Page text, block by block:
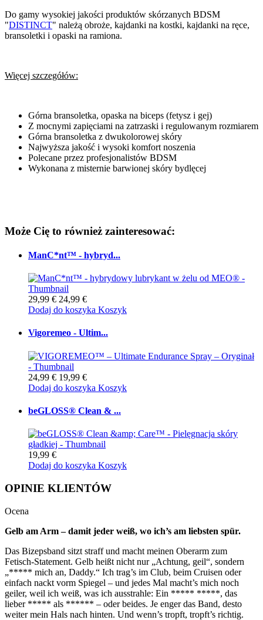
Do gamy wysokiej jakości produktów skórzanych BDSM
"DISTINCT" należą obroże, kajdanki na kostki, kajdanki na ręce,
bransoletki i opaski na ramiona.
Więcej szczegółów:
Górna bransoletka, opaska na biceps (fetysz i gej)
Z mocnymi zapięciami na zatrzaski i regulowanym rozmiarem
Górna bransoletka z dwukolorowej skóry
Najwyższa jakość i wysoki komfort noszenia
Polecane przez profesjonalistów BDSM
Wykonana z misternie barwionej skóry bydlęcej
Może Cię to również zainteresować:
ManC*nt™ - hybryd...
29,99 € 24,99 €
Dodaj do koszyka Koszyk
Vigoremeo - Ultim...
24,99 € 19,99 €
Dodaj do koszyka Koszyk
beGLOSS® Clean & ...
19,99 €
Dodaj do koszyka Koszyk
OPINIE KLIENTÓW
Ocena
Gelb am Arm – damit jeder weiß, wo ich’s am liebsten spür.
Das Bizepsband sitzt straff und macht meinen Oberarm zum
Fetisch-Statement. Gelb heißt nicht nur „Achtung, geil“, sondern
„***** mich an, Daddy.“ Ich trag’s im Club, beim Cruisen oder
einfach nackt vorm Spiegel – und jedes Mal macht’s mich noch
geiler, weil ich weiß, was ich ausstrahle: Ein ***** *****, das
lieber ***** als ****** – oder beides. Je enger das Band, desto
weiter mein Hals nach hinten. Und wenn’s tropft, tropft’s richtig.